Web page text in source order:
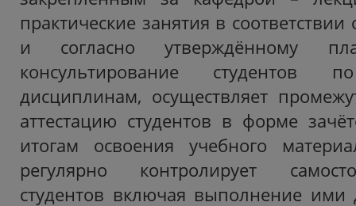
практические занятия в
и согласно утверждённому
консультирование студентов
дисциплинам, осуществляет
аттестацию студентов в форме
итогам освоения учебного
регулярно контролирует
студентов включая выполнение